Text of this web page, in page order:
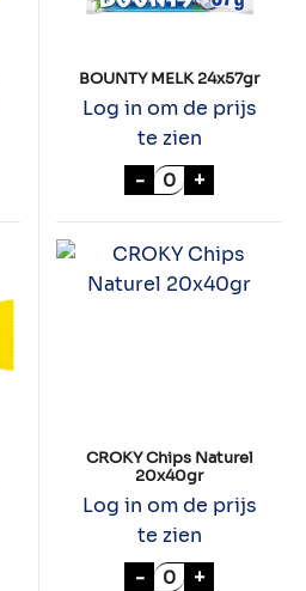
36x45gr. aantal
BOUNTY MELK 24x57gr
Log in om de prijs
te zien
- BOUNTY
+
aantal
CROKY Chips Naturel
20x40gr
Log in om de prijs
te zien
- CROKY Chips
+